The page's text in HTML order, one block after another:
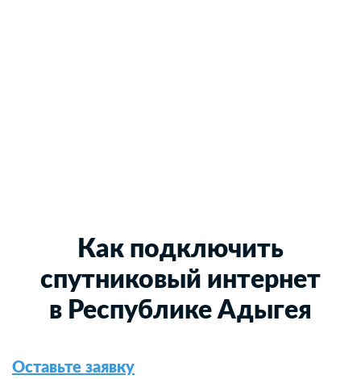
Как подключить
спутниковый интернет
в Республике Адыгея
Оставьте заявку